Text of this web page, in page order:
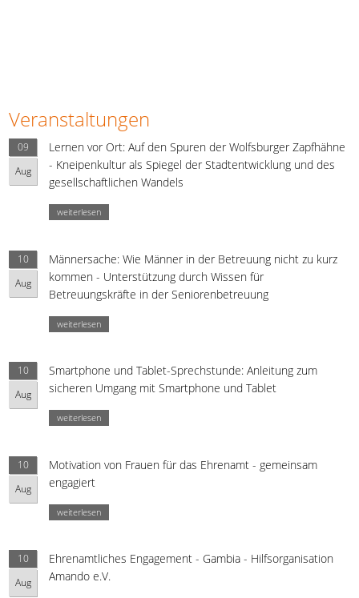
Veranstaltungen
09
Aug
Lernen vor Ort: Auf den Spuren der Wolfsburger Zapfhähne
- Kneipenkultur als Spiegel der Stadtentwicklung und des
gesellschaftlichen Wandels
weiterlesen
10
Aug
Männersache: Wie Männer in der Betreuung nicht zu kurz
kommen - Unterstützung durch Wissen für
Betreuungskräfte in der Seniorenbetreuung
weiterlesen
10
Aug
Smartphone und Tablet-Sprechstunde: Anleitung zum
sicheren Umgang mit Smartphone und Tablet
weiterlesen
10
Aug
Motivation von Frauen für das Ehrenamt - gemeinsam
engagiert
weiterlesen
10
Aug
Ehrenamtliches Engagement - Gambia - Hilfsorganisation
Amando e.V.